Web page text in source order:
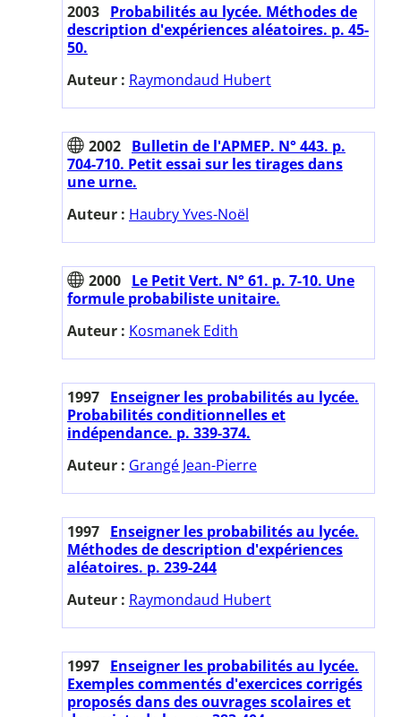
2003 Probabilités au lycée. Méthodes de
description d'expériences aléatoires. p. 45-
50.
Auteur : Raymondaud Hubert
2002 Bulletin de l'APMEP. N° 443. p.
704-710. Petit essai sur les tirages dans
une urne.
Auteur : Haubry Yves-Noël
2000 Le Petit Vert. N° 61. p. 7-10. Une
formule probabiliste unitaire.
Auteur : Kosmanek Edith
1997 Enseigner les probabilités au lycée.
Probabilités conditionnelles et
indépendance. p. 339-374.
Auteur : Grangé Jean-Pierre
1997 Enseigner les probabilités au lycée.
Méthodes de description d'expériences
aléatoires. p. 239-244
Auteur : Raymondaud Hubert
1997 Enseigner les probabilités au lycée.
Exemples commentés d'exercices corrigés
proposés dans des ouvrages scolaires et